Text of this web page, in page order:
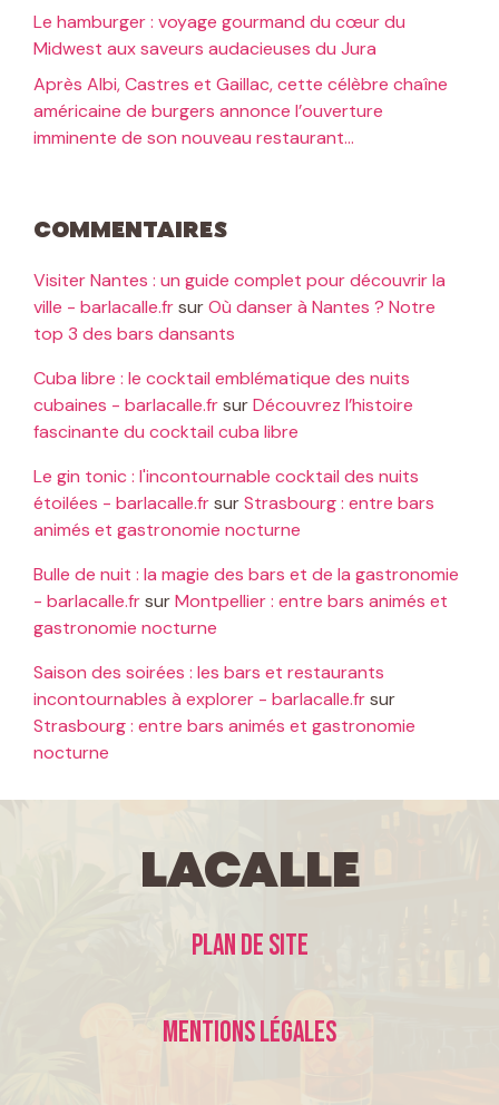
Le hamburger : voyage gourmand du cœur du
Midwest aux saveurs audacieuses du Jura
Après Albi, Castres et Gaillac, cette célèbre chaîne
américaine de burgers annonce l’ouverture
imminente de son nouveau restaurant…
Commentaires
Visiter Nantes : un guide complet pour découvrir la
ville - barlacalle.frsurOù danser à Nantes ? Notre
top 3 des bars dansants
Cuba libre : le cocktail emblématique des nuits
cubaines - barlacalle.frsurDécouvrez l’histoire
fascinante du cocktail cuba libre
Le gin tonic : l'incontournable cocktail des nuits
étoilées - barlacalle.frsurStrasbourg : entre bars
animés et gastronomie nocturne
Bulle de nuit : la magie des bars et de la gastronomie
- barlacalle.frsurMontpellier : entre bars animés et
gastronomie nocturne
Saison des soirées : les bars et restaurants
incontournables à explorer - barlacalle.frsur
Strasbourg : entre bars animés et gastronomie
nocturne
LaCalle
Plan de site
Mentions légales